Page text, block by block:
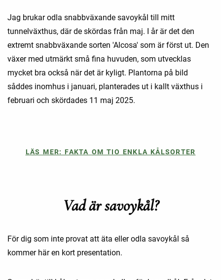
Jag brukar odla snabbväxande savoykål till mitt
tunnelväxthus, där de skördas från maj. I år är det den
extremt snabbväxande sorten 'Alcosa' som är först ut. Den
växer med utmärkt små fina huvuden, som utvecklas
mycket bra också när det är kyligt. Plantorna på bild
såddes inomhus i januari, planterades ut i kallt växthus i
februari och skördades 11 maj 2025.
LÄS MER: FAKTA OM TIO ENKLA KÅLSORTER
Vad är savoykål?
För dig som inte provat att äta eller odla savoykål så
kommer här en kort presentation.